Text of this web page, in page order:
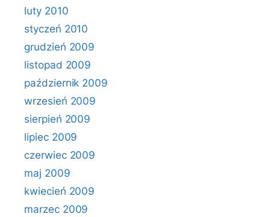
luty 2010
styczeń 2010
grudzień 2009
listopad 2009
październik 2009
wrzesień 2009
sierpień 2009
lipiec 2009
czerwiec 2009
maj 2009
kwiecień 2009
marzec 2009